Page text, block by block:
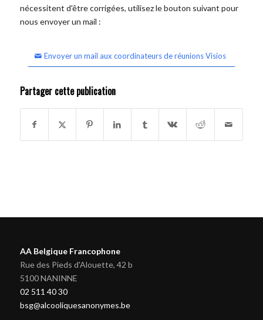
nécessitent d'être corrigées, utilisez le bouton suivant pour
nous envoyer un mail :
Envoyer un mail aux coordinateurs de réunions Visios
Partager cette publication
AA Belgique Francophone
Rue des Pieds d'Alouette, 42 b
5100 NANINNE
02 511 40 30
bsg@alcooliquesanonymes.be